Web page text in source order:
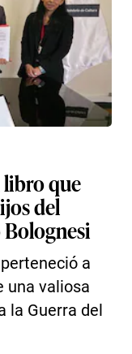
libro que
del
a
una valiosa
la Guerra del